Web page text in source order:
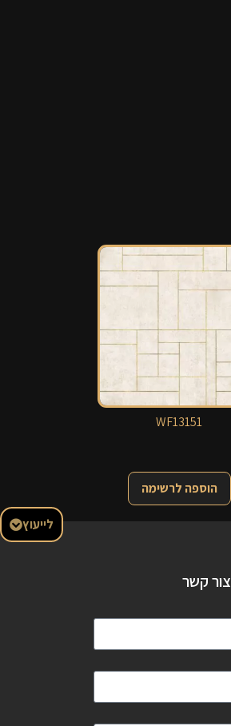
לייעוץ
WF13151
הוספה לרשימה
צור קשר